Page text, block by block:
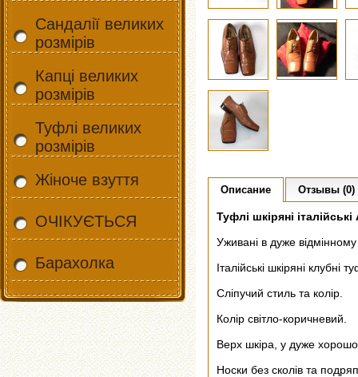
Сандалії великих
розмірів
Капці великих
розмірів
Туфлі великих
розмірів
Жіноче взуття
ОЧІКУЄТЬСЯ
Барахолка
Описание Отзывы (0)
Туфлі шкіряні
Уживані в дуже відмінному
Італійські шкіряні клубні
Сліпучий стиль та колір.
Колір світло-коричневий.
Верх шкіра, у дуже
Носки без сколів та